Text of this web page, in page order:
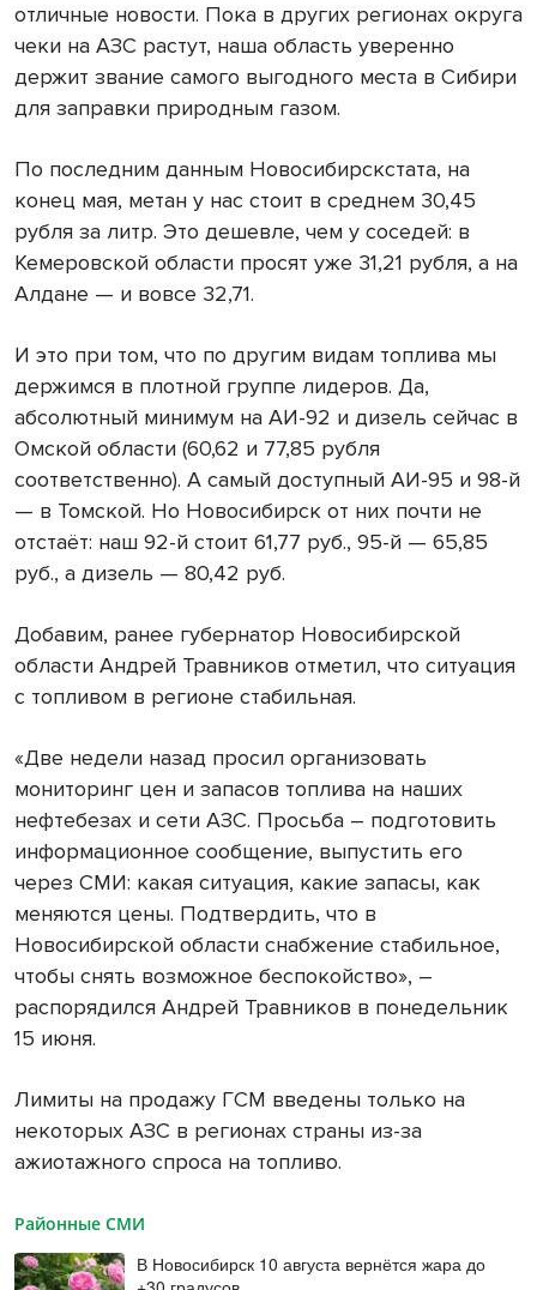
отличные новости. Пока в других регионах округа
чеки на АЗС растут, наша область уверенно
держит звание самого выгодного места в Сибири
для заправки природным газом.
По последним данным Новосибирскстата, на
конец мая, метан у нас стоит в среднем 30,45
рубля за литр. Это дешевле, чем у соседей: в
Кемеровской области просят уже 31,21 рубля, а на
Алдане — и вовсе 32,71.
И это при том, что по другим видам топлива мы
держимся в плотной группе лидеров. Да,
абсолютный минимум на АИ-92 и дизель сейчас в
Омской области (60,62 и 77,85 рубля
соответственно). А самый доступный АИ-95 и 98-й
— в Томской. Но Новосибирск от них почти не
отстаёт: наш 92-й стоит 61,77 руб., 95-й — 65,85
руб., а дизель — 80,42 руб.
Добавим, ранее губернатор Новосибирской
области Андрей Травников отметил, что ситуация
с топливом в регионе стабильная.
«Две недели назад просил организовать
мониторинг цен и запасов топлива на наших
нефтебезах и сети АЗС. Просьба – подготовить
информационное сообщение, выпустить его
через СМИ: какая ситуация, какие запасы, как
меняются цены. Подтвердить, что в
Новосибирской области снабжение стабильное,
чтобы снять возможное беспокойство», –
распорядился Андрей Травников в понедельник
15 июня.
Лимиты на продажу ГСМ введены только на
некоторых АЗС в регионах страны из-за
ажиотажного спроса на топливо.
Районные СМИ
В Новосибирск 10 августа вернётся жара до